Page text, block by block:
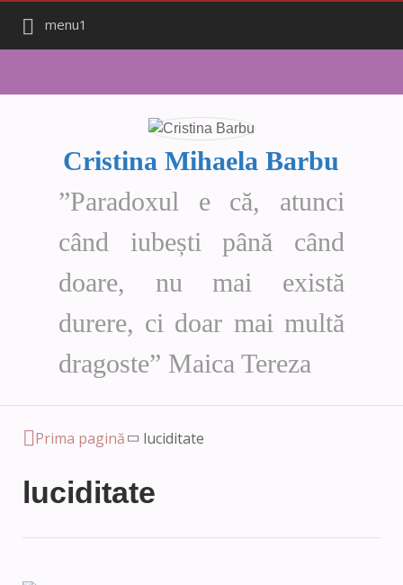
menu1
Cristina Mihaela Barbu
”Paradoxul e că, atunci
când iubești până când
doare, nu mai există
durere, ci doar mai multă
dragoste” Maica Tereza
Prima pagină luciditate
luciditate